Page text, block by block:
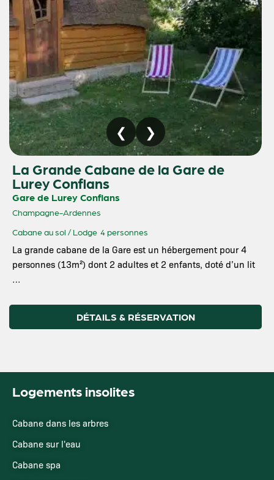
La Grande Cabane de la Gare de
Lurey Conflans
Gare de Lurey Conflans
Champagne-Ardennes
Cabane au sol / Lodge 4 personnes
La grande cabane de la Gare est un hébergement pour 4
personnes (13m²) dont 2 adultes et 2 enfants, doté d’un lit
…
DÉTAILS & RÉSERVATION
Logements insolites
Cabane dans les arbres
Cabane sur l'eau
Cabane spa